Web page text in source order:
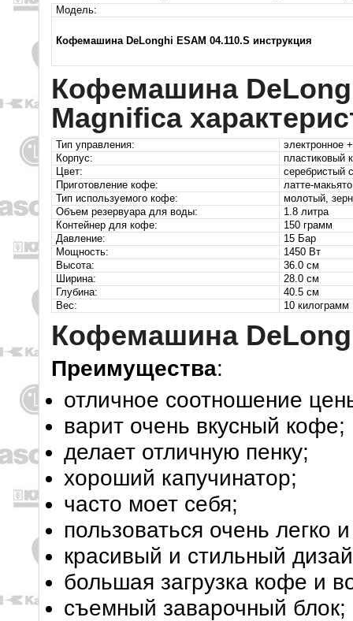
Модель:
Кофемашина DeLonghi ESAM 04.110.S инструкция
Кофемашина
Magnifica
Тип управления:
электронное
Корпус:
пластиковый
Цвет:
серебристый
Приготовление кофе:
латте-
Тип используемого кофе:
молотый,
Объем резервуара для воды:
1.8 литра
Контейнер для кофе:
150 грамм
Давление:
15 Бар
Мощность:
1450 Вт
Высота:
36.0 см
Ширина:
28.0 см
Глубина:
40.5 см
Вес:
10 килограмм
Кофемашина
Преимущества:
отличное соотношение
варит очень вкусный кофе;
делает отличную пенку;
хороший капучинатор;
часто моет себя;
пользоваться очень легко
красивый и стильный
большая загрузка кофе и
съемный заварочный блок;